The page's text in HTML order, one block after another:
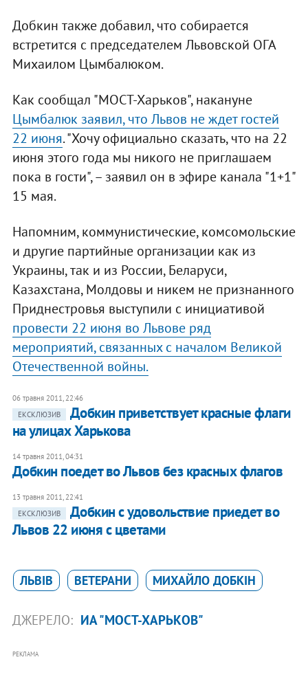
Добкин также добавил, что собирается
встретится с председателем Львовской ОГА
Михаилом Цымбалюком.
Как сообщал "МОСТ-Харьков", накануне
Цымбалюк заявил, что Львов не ждет гостей
22 июня. "Хочу официально сказать, что на 22
июня этого года мы никого не приглашаем
пока в гости", – заявил он в эфире канала "1+1"
15 мая.
Напомним, коммунистические, комсомольские
и другие партийные организации как из
Украины, так и из России, Беларуси,
Казахстана, Молдовы и никем не признанного
Приднестровья выступили с инициативой
провести 22 июня во Львове ряд
мероприятий, связанных с началом Великой
Отечественной войны.
06 травня 2011, 22:46
ЕКСКЛЮЗИВ
Добкин приветствует красные флаги
на улицах Харькова
14 травня 2011, 04:31
Добкин поедет во Львов без красных флагов
13 травня 2011, 22:41
ЕКСКЛЮЗИВ
Добкин с удовольствие приедет во
Львов 22 июня с цветами
ЛЬВІВ ВЕТЕРАНИ МИХАЙЛО ДОБКІН
ДЖЕРЕЛО: ИА "МОСТ-ХАРЬКОВ"
РЕКЛАМА